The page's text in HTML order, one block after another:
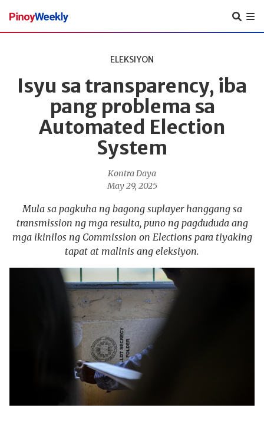
Pinoy
Weekly
ELEKSIYON
Isyu sa transparency, iba
pang problema sa
Automated Election
System
Kontra Daya
May 29, 2025
Mula sa pagkuha ng bagong suplayer hanggang sa
transmission ng mga resulta, puno ng pagdududa ang
mga ikinilos ng Commission on Elections para tiyaking
tapat at malinis ang eleksiyon.